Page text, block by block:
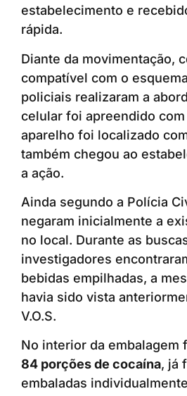
estabelecimento e
rápida.
Diante da movimentação,
compatível com o
policiais realizaram a
celular foi apreendido com
aparelho foi localizado
também chegou ao
a ação.
Ainda segundo a Polícia
negaram inicialmente a
no local. Durante as
investigadores
bebidas empilhadas, a
havia sido vista
V.O.S.
No interior da embalagem
84 porções de cocaína, já
embaladas